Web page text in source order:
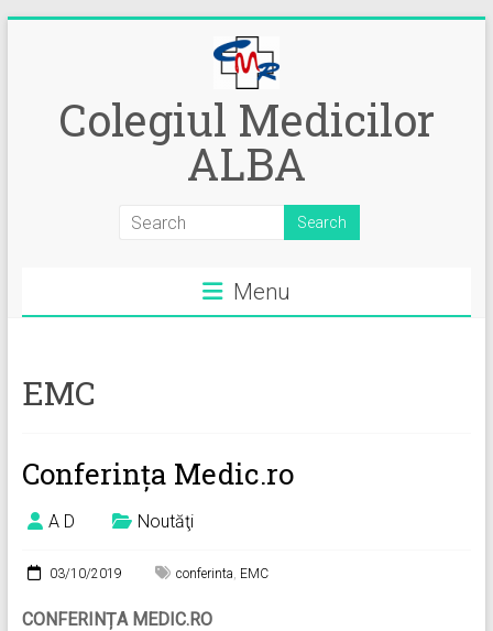
Colegiul Medicilor
ALBA
Menu
EMC
Conferința Medic.ro
A D Noutăţi
03/10/2019 conferinta, EMC
CONFERINȚA MEDIC.RO